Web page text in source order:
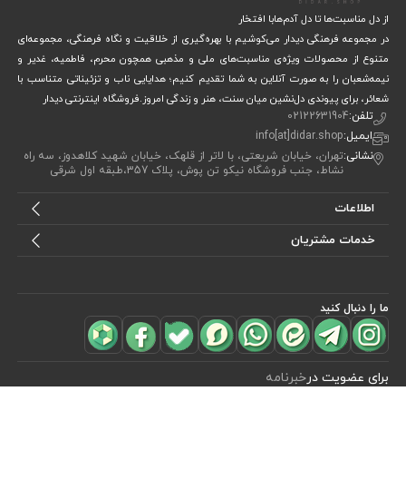
مشاهده محصولات(1)
از دل مناسبت‌ها تا دل آدم‌هابا افتخار
در مجموعه فرهنگی دیدار می‌کوشیم با بهره‌گیری از خلاقیت و نگاه فرهنگی، مجموعه‌ای
متنوع از محصولات ویژه‌ی مناسبت‌های ملی و مذهبی همچون محرم، فاطمیه، غدیر و
نیمه‌شعبان را به صورت آنلاین به شما تقدیم کنیم؛ هدایایی ناب و تزئیناتی متناسب با
شعائر، برای پیوندی دل‌نشین میان سنت، هنر و زندگی امروز.فروشگاه اینترنتی دیدار
تلفن:02122631904
ایمیل:info[at]didar.shop
نشانی:تهران، خیابان شریعتی، با لاتر از قلهک، خیابان شهید کلاهدوز، سه راه
نشاط، جنب فروشگاه نیکو تن پوش، پلاک 357،طبقه اول شرقی
اطلاعات
خدمات مشتریان
ما را دنبال کنید
برای عضویت درخبرنامه